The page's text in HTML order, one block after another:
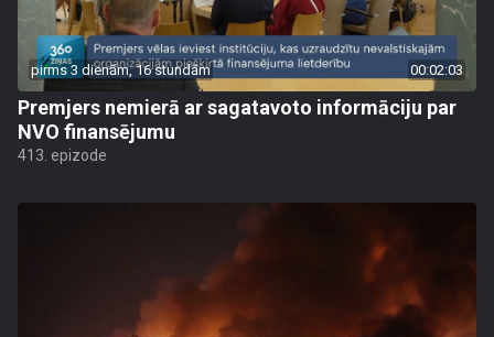
pirms 3 dienām, 16 stundām 00:02:03
Premjers nemierā ar sagatavoto informāciju par
NVO finansējumu
413. epizode